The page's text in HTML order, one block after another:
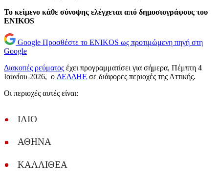
Το κείμενο κάθε σύνοψης ελέγχεται από δημοσιογράφους του
ENIKOS
Google Προσθέστε το ENIKOS ως προτιμώμενη πηγή στη
Google
Διακοπές ρεύματος έχει προγραμματίσει για σήμερα, Πέμπτη 4
Ιουνίου 2026, ο ΔΕΔΔΗΕ σε διάφορες περιοχές της Αττικής.
Οι περιοχές αυτές είναι:
ΙΛΙΟ
ΑΘΗΝΑ
ΚΑΛΛΙΘΕΑ